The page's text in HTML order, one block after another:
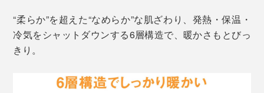
“柔らか”を超えた“なめらか”な肌ざわり、発熱・保温・
冷気をシャットダウンする6層構造で、暖かさもとびっ
きり。